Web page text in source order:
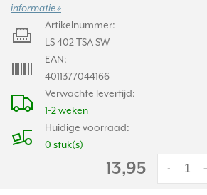
informatie »
Verwachte levertijd:
1-2 weken
Huidige voorraad:
0 stuk(s)
Artikelnummer:
LS 402 TSA SW
EAN:
4011377044166
13,95 +
-